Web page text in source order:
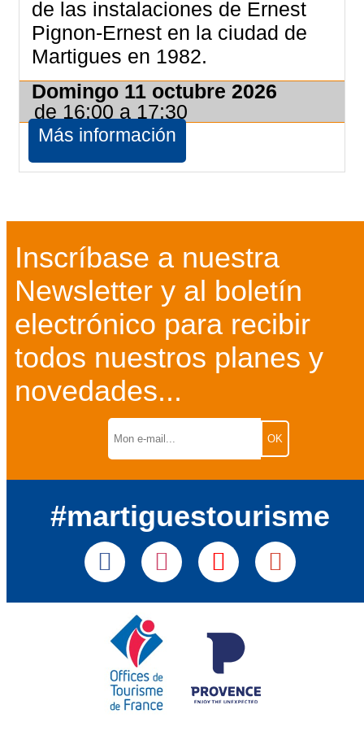
de las instalaciones de Ernest
Pignon-Ernest en la ciudad de
Martigues en 1982.
Domingo 11 octubre 2026
de 16:00 a 17:30
Más información
Inscríbase a nuestra
Newsletter y al boletín
electrónico para recibir
todos nuestros planes y
novedades...
#martiguestourisme